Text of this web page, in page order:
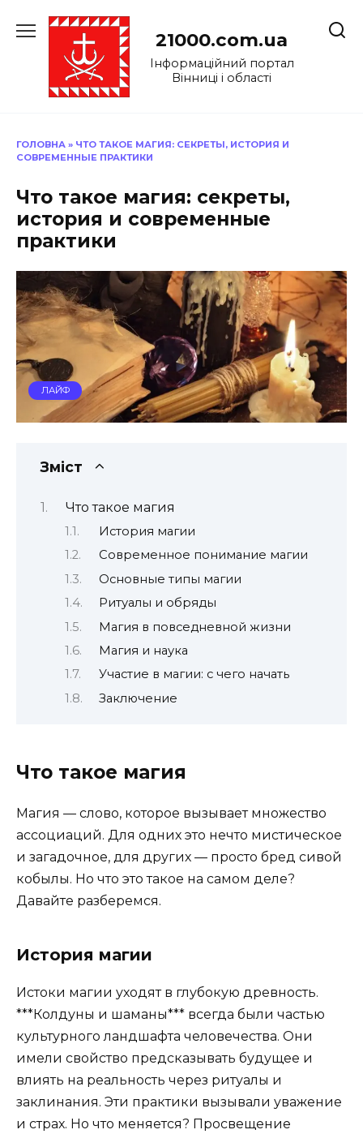
до
21000.com.ua
Інформаційний портал
Вінниці і області
ГОЛОВНА » ЧТО ТАКОЕ МАГИЯ: СЕКРЕТЫ, ИСТОРИЯ И
СОВРЕМЕННЫЕ ПРАКТИКИ
Что такое магия: секреты,
история и современные
практики
ЛАЙФ
Зміст
Что такое магия
История магии
Современное понимание магии
Основные типы магии
Ритуалы и обряды
Магия в повседневной жизни
Магия и наука
Участие в магии: с чего начать
Заключение
Что такое магия
Магия — слово, которое вызывает множество
ассоциаций. Для одних это нечто мистическое
и загадочное, для других — просто бред сивой
кобылы. Но что это такое на самом деле?
Давайте разберемся.
История магии
Истоки магии уходят в глубокую древность.
***Колдуны и шаманы*** всегда были частью
культурного ландшафта человечества. Они
имели свойство предсказывать будущее и
влиять на реальность через ритуалы и
заклинания. Эти практики вызывали уважение
и страх. Но что меняется? Просвещение